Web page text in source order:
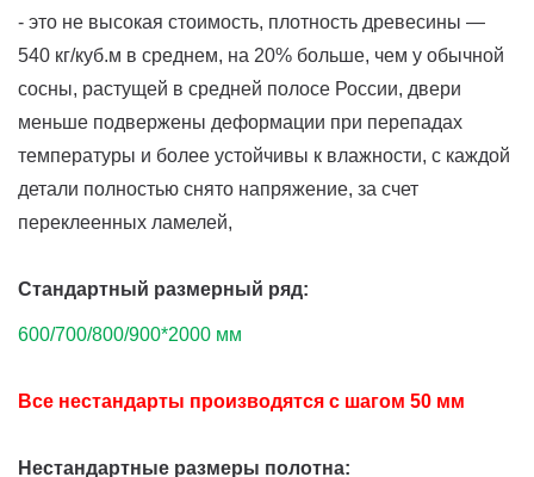
- это не высокая стоимость, плотность древесины —
540 кг/куб.м в среднем, на 20% больше, чем у обычной
сосны, растущей в средней полосе России, двери
меньше подвержены деформации при перепадах
температуры и более устойчивы к влажности, с каждой
детали полностью снято напряжение, за счет
переклеенных ламелей,
Стандартный размерный ряд:
600/700/800/900*2000 мм
Все нестандарты производятся с шагом 50 мм
Нестандартные размеры полотна: